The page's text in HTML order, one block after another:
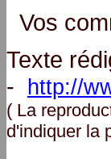
Vos
Texte
-
http://
( La
d'indiquer la